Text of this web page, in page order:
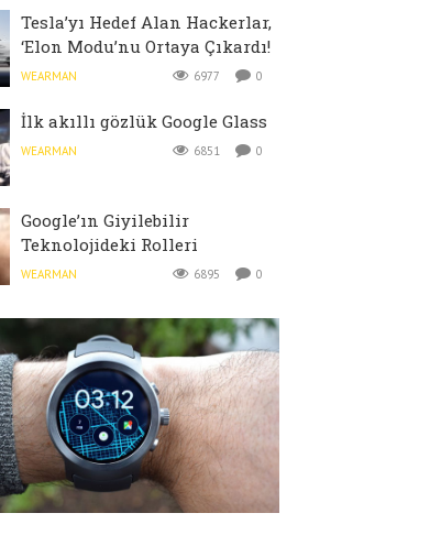
Tesla’yı Hedef Alan Hackerlar,
‘Elon Modu’nu Ortaya Çıkardı!
WEARMAN 6977 0
İlk akıllı gözlük Google Glass
WEARMAN 6851 0
Google’ın Giyilebilir
Teknolojideki Rolleri
WEARMAN 6895 0